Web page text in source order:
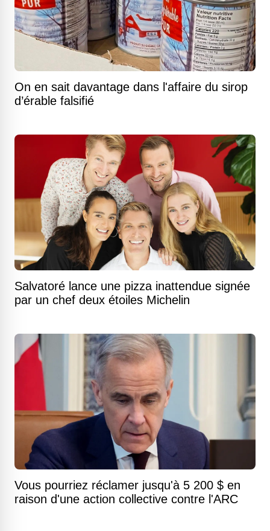
On en sait davantage dans l'affaire du sirop
d’érable falsifié
Salvatoré lance une pizza inattendue signée
par un chef deux étoiles Michelin
Vous pourriez réclamer jusqu'à 5 200 $ en
raison d'une action collective contre l'ARC